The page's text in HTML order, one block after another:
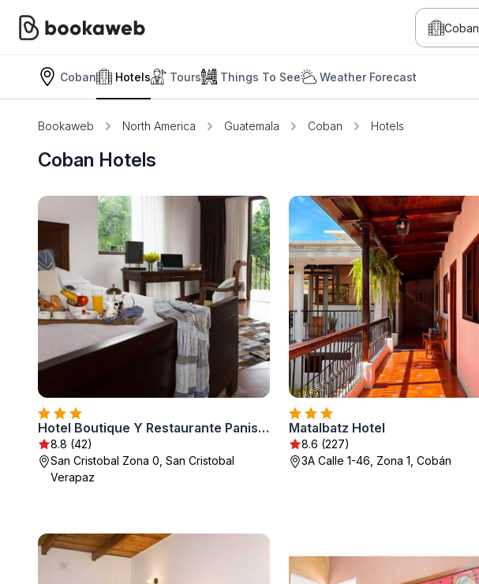
Coban
Coban Hotels Tours Things To See Weather Forecast
Bookaweb North America Guatemala Coban Hotels
Coban Hotels
Hotel Boutique Y Restaurante Panisté
8.8 (42)
San Cristobal Zona 0, San Cristobal
Verapaz
Matalbatz Hotel
8.6 (227)
3A Calle 1-46, Zona 1, Cobán